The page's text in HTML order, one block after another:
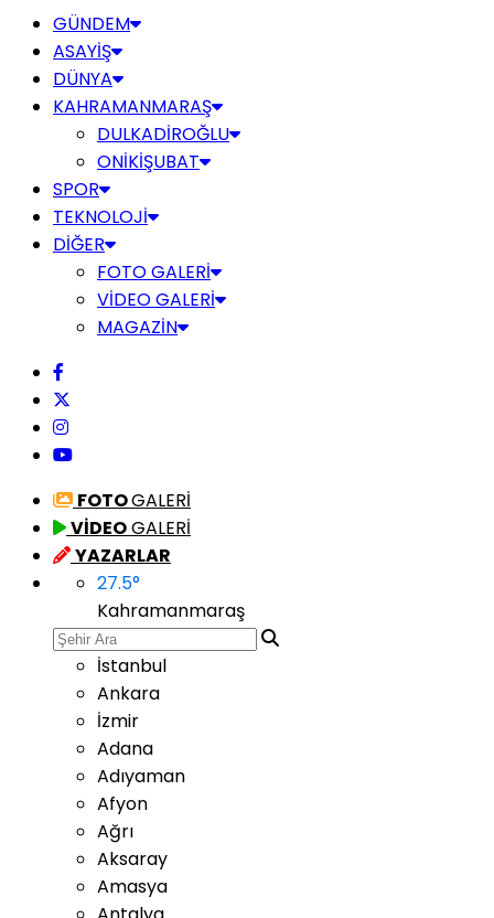
GÜNDEM
ASAYİŞ
DÜNYA
KAHRAMANMARAŞ
DULKADİROĞLU
ONİKİŞUBAT
SPOR
TEKNOLOJİ
DİĞER
FOTO GALERİ
VİDEO GALERİ
MAGAZİN
FOTOGALERİ
VİDEOGALERİ
YAZARLAR
27.5°
Kahramanmaraş
İstanbul
Ankara
İzmir
Adana
Adıyaman
Afyon
Ağrı
Aksaray
Amasya